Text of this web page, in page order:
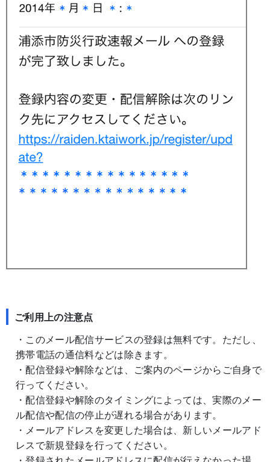
ご利用上の注意点
・このメール配信サービスの登録は無料です。ただし、
携帯電話の通信料などは除きます。
・配信登録や解除などは、ご案内のページからご自身で
行ってください。
・配信登録や解除のタイミングによっては、実際のメー
ル配信や配信の停止が遅れる場合があります。
・メールアドレスを変更した場合は、新しいメールアド
レスで新規登録を行ってください。